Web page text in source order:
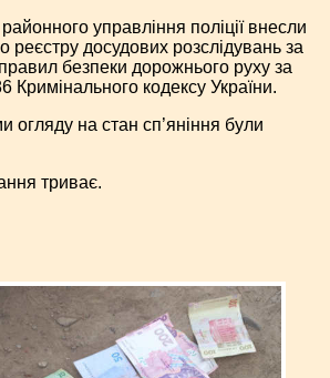
управління поліції внесли
реєстру досудових розслідувань за
безпеки дорожнього руху за
Кримінального кодексу України.
огляду на стан сп’яніння були
триває.